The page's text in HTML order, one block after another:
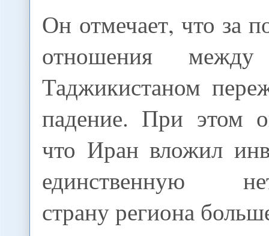
Он отмечает, что за
отношения
Таджикистаном
падение. При этом
что Иран вложил
единственную
страну региона